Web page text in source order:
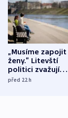
„Musíme zapojit
ženy.“ Litevští
politici zvažují
dohodu o
před 22h